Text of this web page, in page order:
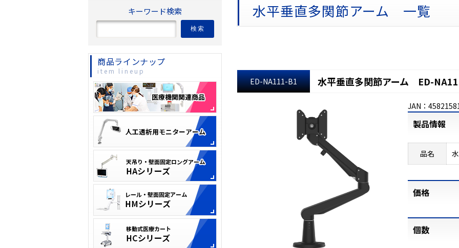
水平垂直多関節アーム 一覧
ED-NA111-B1 水平垂直多関節アーム ED-
JAN：
製品情報
品名
価格
個数
キーワード検索
検索
商品ラインナップ
item lineup